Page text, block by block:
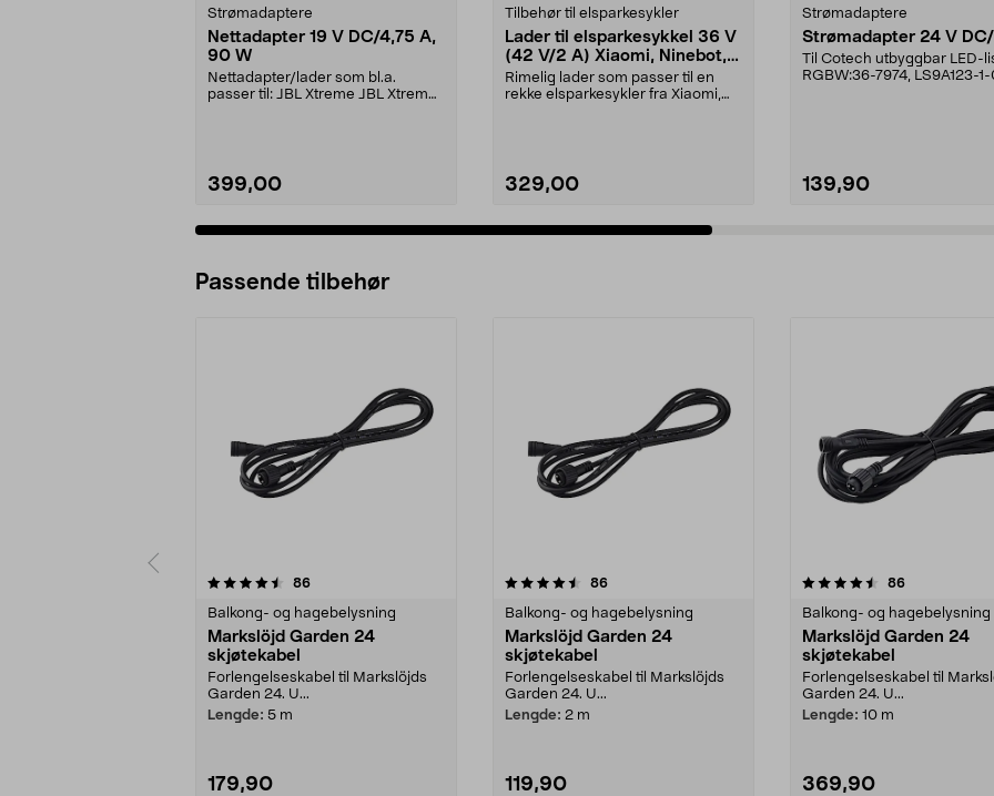
Strømadaptere
Nettadapter 19 V DC/4,75 A,
90 W
Nettadapter/lader som bl.a.
passer til: JBL Xtreme JBL Xtreme
399,00
Tilbehør til elsparkesykler
Lader til elsparkesykkel 36 V
(42 V/2 A) Xiaomi, Ninebot,
E-Way mfl.
Rimelig lader som passer til en
rekke elsparkesykler fra Xiaomi,
329,00
Strømadaptere
Strømadapter 24 V
Til Cotech utbyggbar LED-
RGBW:36-7974, LS9A123-
139,90
Passende tilbehør
86anmeldelser
Balkong- og hagebelysning
Markslöjd Garden 24
skjøtekabel
Forlengelseskabel til Markslöjds
Garden 24. U...
Lengde: 5 m
179,90
4.5av 5 stjerner 86anmeldelser
Balkong- og hagebelysning
Markslöjd Garden 24
skjøtekabel
Forlengelseskabel til Markslöjds
Garden 24. U...
Lengde: 2 m
119,90
4.5av 5 stjerner 86anmeldelser
Balkong- og hagebelysning
Markslöjd Garden 24
skjøtekabel
Forlengelseskabel til
Garden 24. U...
Lengde: 10 m
369,90
4.5av 5 stjerner